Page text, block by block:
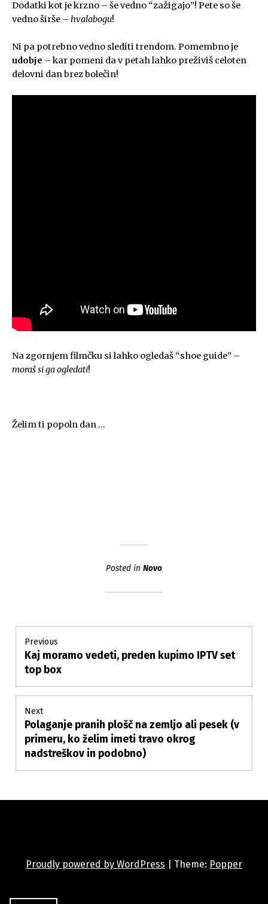
Dodatki kot je krzno – še vedno “zažigajo”! Pete so še
vedno širše –hvalabogu!
Ni pa potrebno vedno slediti trendom. Pomembno je
udobje – kar pomeni da v petah lahko preživiš celoten
delovni dan brez bolečin!
Na zgornjem filmčku si lahko ogledaš “shoe guide” –
moraš si ga ogledati!
Želim ti popoln dan …
Posted in Novo
Post
navigation
Previous
Previous
post:
Kaj moramo vedeti, preden kupimo IPTV set
top box
Next
Next
post:
Polaganje pranih plošč na zemljo ali pesek (v
primeru, ko želim imeti travo okrog
nadstreškov in podobno)
Proudly powered by WordPress Theme: Popper